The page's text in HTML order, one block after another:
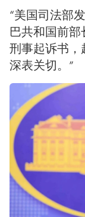
“美国司法部
巴共和国前部
刑事起诉书，
深表关切。”